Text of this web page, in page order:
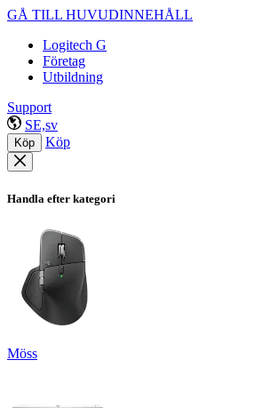
GÅ TILL HUVUDINNEHÅLL
Logitech G
Företag
Utbildning
Support
SE,sv
Köp Köp
Handla efter kategori
Möss